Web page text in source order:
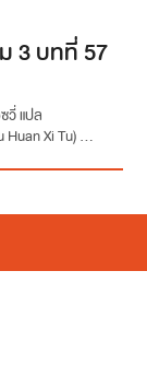
3 บทที่ 57
วี่ แปล
Xi Tu) ...